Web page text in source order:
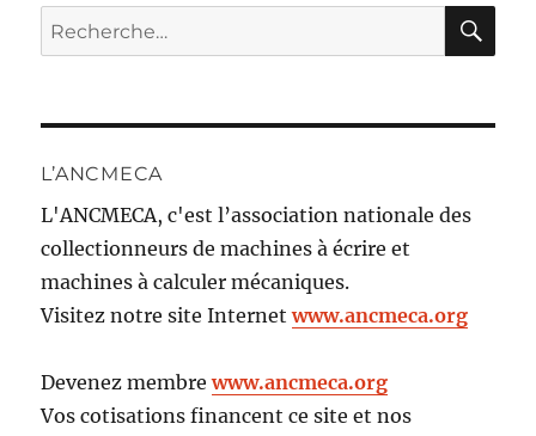
Recherche
pour :
L’ANCMECA
L'ANCMECA, c'est l’association nationale des
collectionneurs de machines à écrire et
machines à calculer mécaniques.
Visitez notre site Internetwww.ancmeca.org
Devenez membrewww.ancmeca.org
Vos cotisations financent ce site et nos